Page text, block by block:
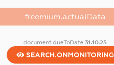
freemium.actualData
document.dueToDate31.10.25
SEARCH.ONMONITORING